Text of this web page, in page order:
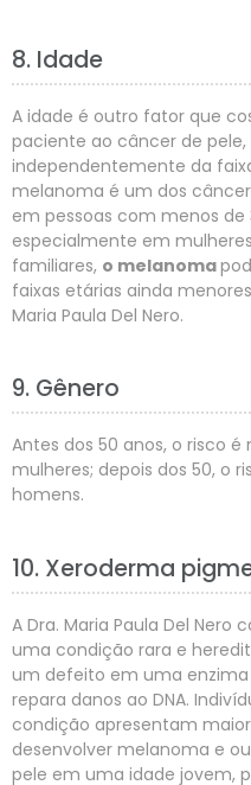
8. Idade
A idade é outro fator que
paciente ao câncer de pele,
independentemente da
melanoma é um dos
em pessoas com menos de
especialmente em
familiares, o melanoma
faixas etárias ainda
Maria Paula Del Nero.
9. Gênero
Antes dos 50 anos, o risco é
mulheres; depois dos 50, o
homens.
10. Xeroderma
A Dra. Maria Paula Del Nero
uma condição rara e
um defeito em uma
repara danos ao DNA.
condição apresentam
desenvolver melanoma e
pele em uma idade jovem,